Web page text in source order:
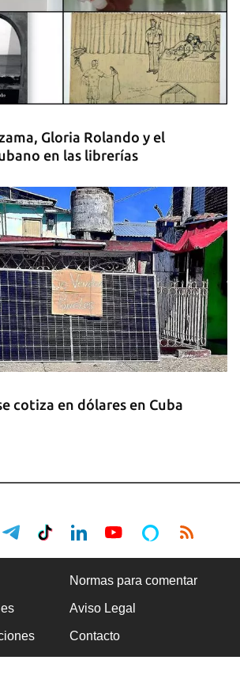
Gloria Rolando y el
en las librerías
cotiza en dólares en Cuba
vuelven a cerrar en La
las balitas de gas en
Normas para comentar
Aviso Legal
Contacto